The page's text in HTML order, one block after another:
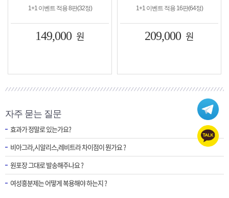
1+1 이벤트 적용 16판(64정)
209,000
1+1 이벤트 적용 8판(32
149,000
자주 묻는 질문
효과가 정말로 있는가요?
비아그라,시알리스,레비트라 차이점이 뭔가요 ?
원포장 그대로 발송해주나요 ?
여성흥분제는 어떻게 복용해야 하는지 ?